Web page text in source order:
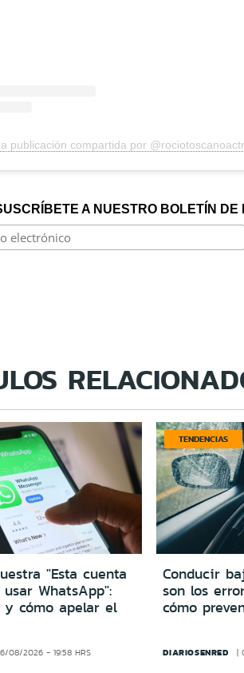
publicación compartida por
A NUESTRO BOLETÍN DE
"Esta cuenta
WhatsApp":
cómo apelar el
08/2026 - 19:58 HRS
TENDENCIAS
Conducir
son los
cómo
DIARIOSENRED